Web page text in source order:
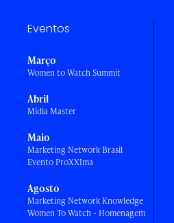
Eventos
Março
Women to Watch Summit
Abril
Mídia Master
Maio
Marketing Network Brasil
Evento ProXXIma
Agosto
Marketing Network Knowledge
Women To Watch - Homenagem